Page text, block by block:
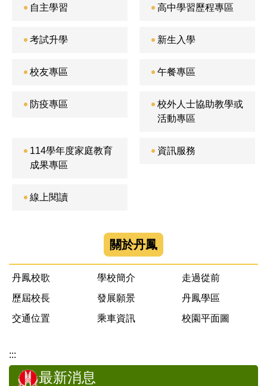
自主學習 高中學習歷程專區
考試升學 新生入學
校友專區 午餐專區
防疫專區
校外人士協助教學或
活動專區
114學年度家庭教育
成果專區
資訊服務
線上閱讀
關於丹鳳
丹鳳校歌 學校簡介
走過從前
歷屆校長
發展願景
丹鳳學區
交通位置
乘車資訊 校園平面圖
:::
最新消息